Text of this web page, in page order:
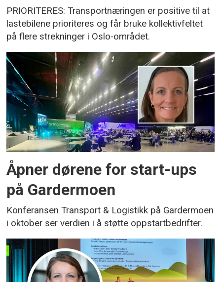
PRIORITERES: Transportnæringen er positive til at
lastebilene prioriteres og får bruke kollektivfeltet
på flere strekninger i Oslo-området.
Åpner dørene for start-ups
på Gardermoen
Konferansen Transport & Logistikk på Gardermoen
i oktober ser verdien i å støtte oppstartbedrifter.